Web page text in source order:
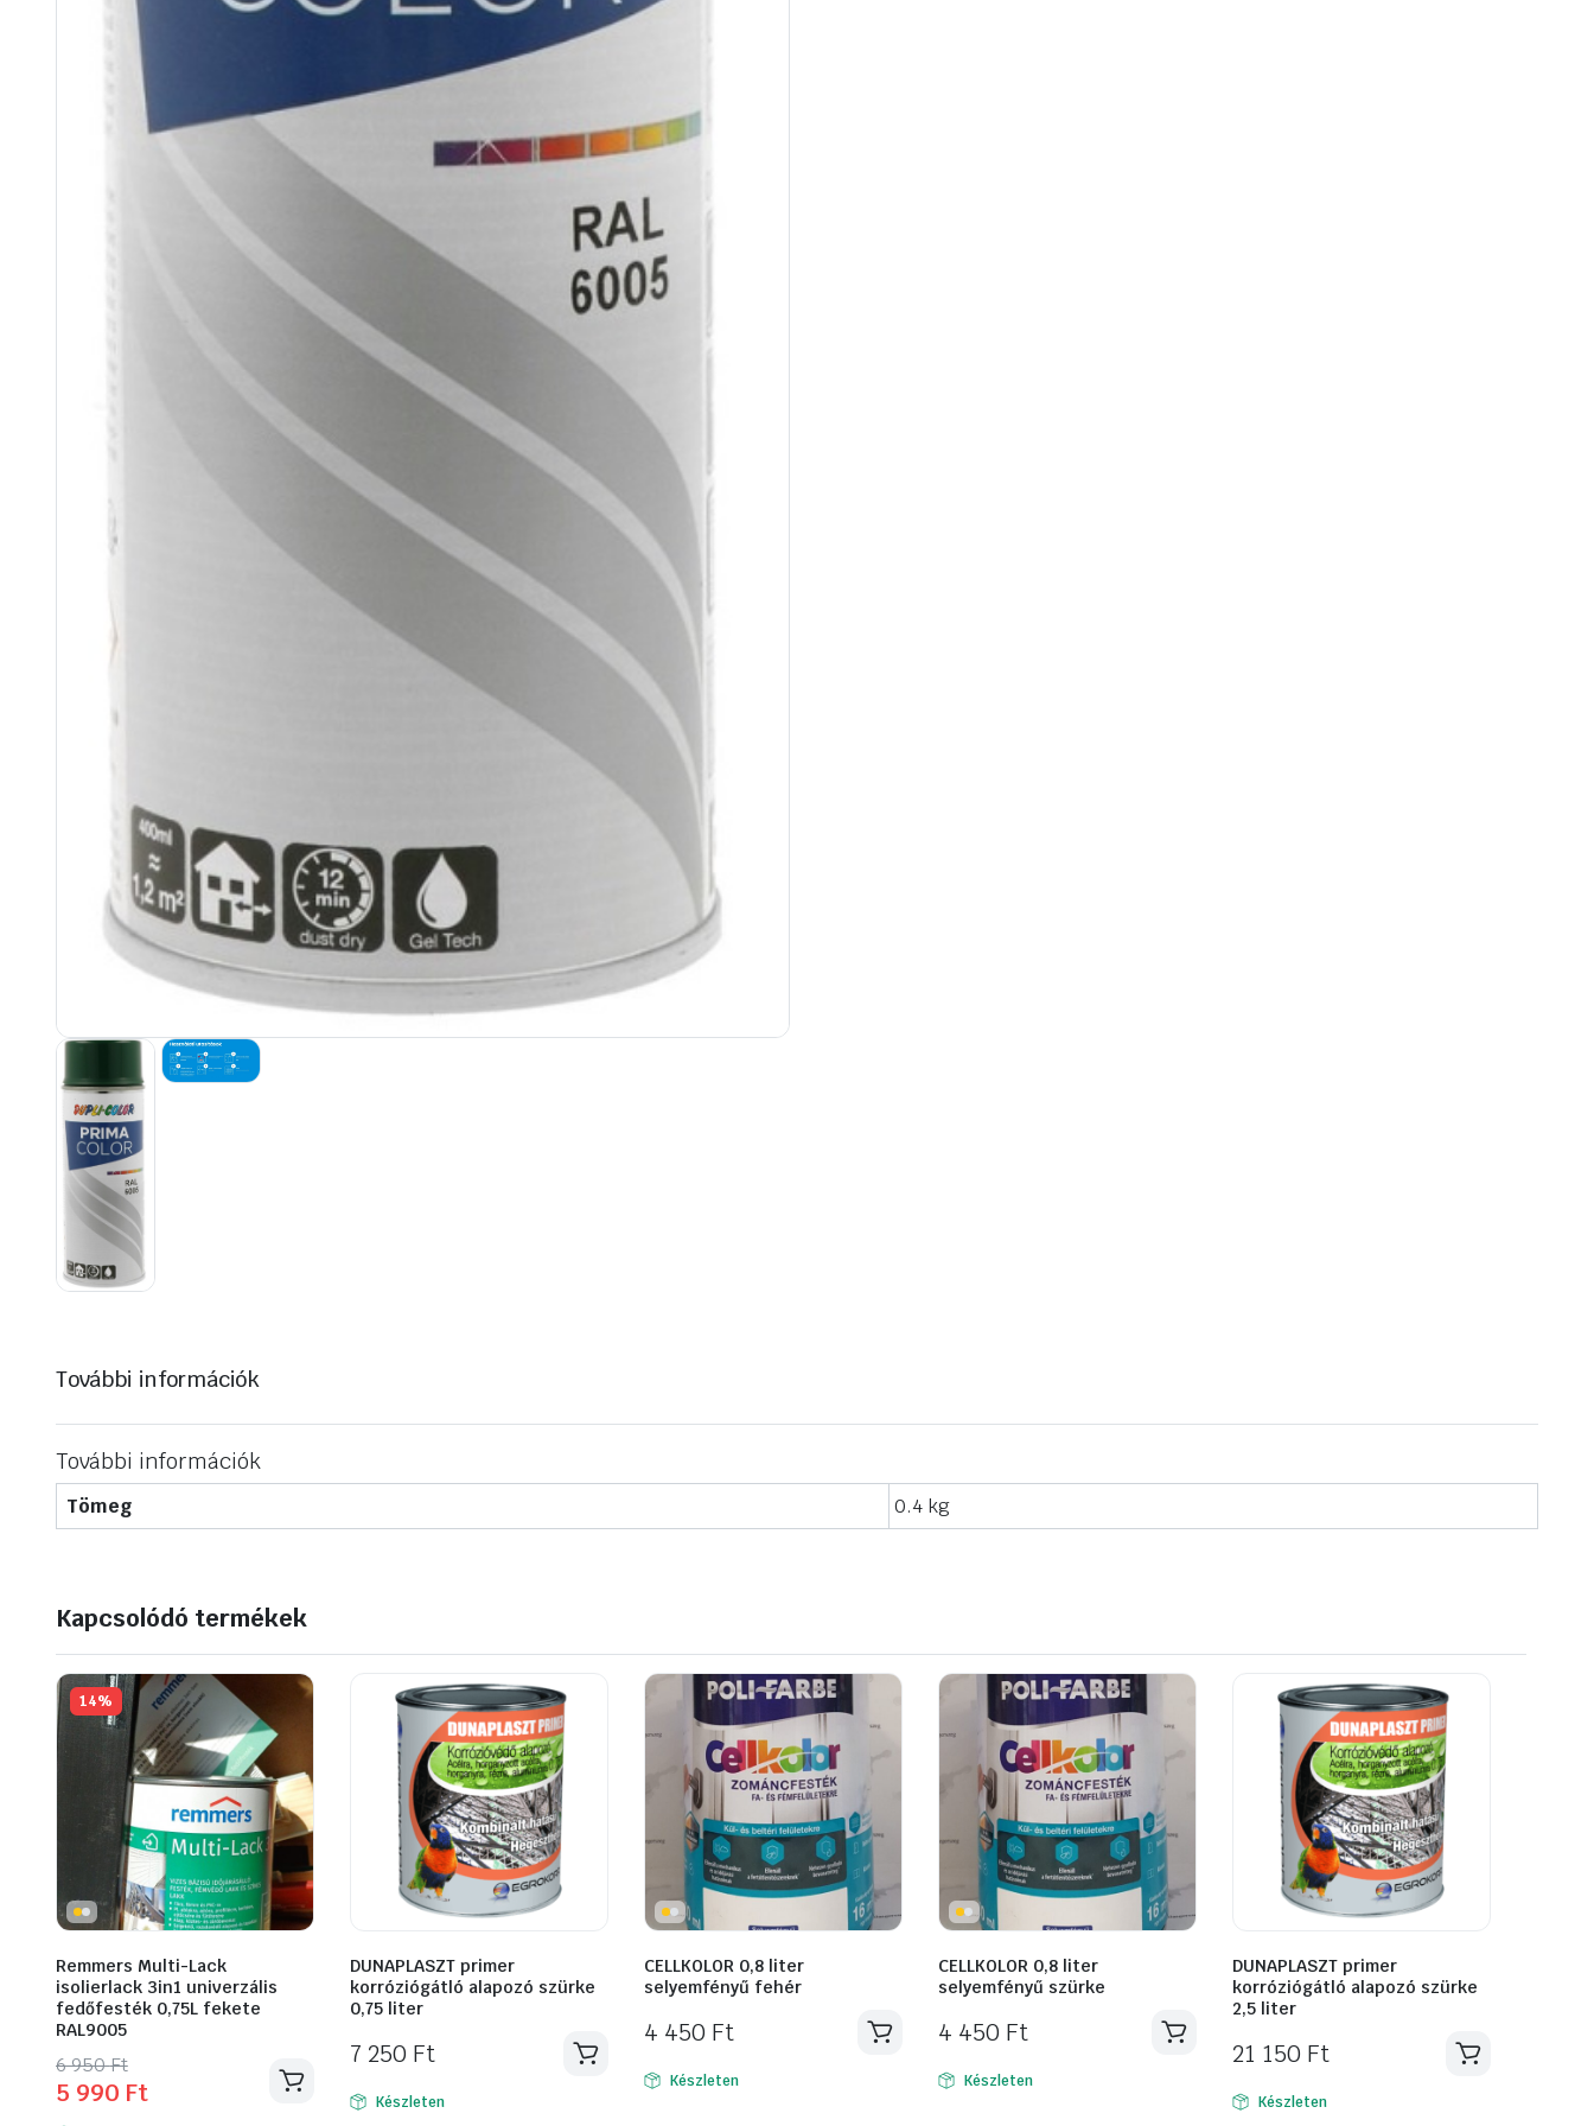
További információk
További információk
Tömeg 0.4 kg
Kapcsolódó termékek
14%
Remmers Multi-Lack
isolierlack 3in1 univerzális
fedőfesték 0,75L fekete
RAL9005
6 950Ft
Original
price
5 990 Ft
Current
price
DUNAPLASZT primer
korróziógátló alapozó szürke
0,75 liter
7 250 Ft
Készleten
CELLKOLOR 0,8 liter
selyemfényű fehér
4 450 Ft
Készleten
CELLKOLOR 0,8 liter
selyemfényű szürke
4 450 Ft
Készleten
DUNAPLASZT primer
korróziógátló alapozó szürke
2,5 liter
21 150 Ft
Készleten